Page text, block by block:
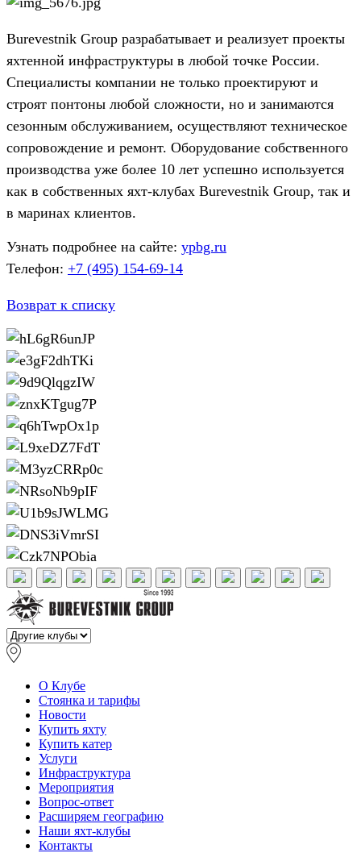
Burevestnik Group разрабатывает и реализует проекты
яхтенной инфраструктуры в любой точке России.
Специалисты компании не только проектируют и
строят понтоны любой сложности, но и занимаются
сезонным обслуживанием, осуществляют техническое
сопровождение и ремонт. Оборудование собственного
производства уже более 10 лет успешно используется
как в собственных яхт-клубах Burevestnik Group, так и
в маринах клиентов.
Узнать подробнее на сайте: ypbg.ru
Телефон: +7 (495) 154-69-14
Возврат к списку
О Клубе
Стоянка и тарифы
Новости
Купить яхту
Купить катер
Услуги
Инфраструктура
Мероприятия
Вопрос-ответ
Расширяем географию
Наши яхт-клубы
Контакты